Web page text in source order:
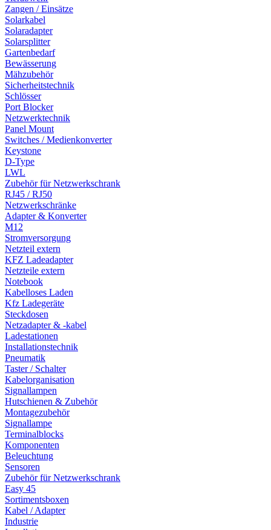
Zangen / Einsätze
Solarkabel
Solaradapter
Solarsplitter
Gartenbedarf
Bewässerung
Mähzubehör
Sicherheitstechnik
Schlösser
Port Blocker
Netzwerktechnik
Panel Mount
Switches / Medienkonverter
Keystone
D-Type
LWL
Zubehör für Netzwerkschrank
RJ45 / RJ50
Netzwerkschränke
Adapter & Konverter
M12
Stromversorgung
Netzteil extern
KFZ Ladeadapter
Netzteile extern
Notebook
Kabelloses Laden
Kfz Ladegeräte
Steckdosen
Netzadapter & -kabel
Ladestationen
Installationstechnik
Pneumatik
Taster / Schalter
Kabelorganisation
Signallampen
Hutschienen & Zubehör
Montagezubehör
Signallampe
Terminalblocks
Komponenten
Beleuchtung
Sensoren
Zubehör für Netzwerkschrank
Easy 45
Sortimentsboxen
Kabel / Adapter
Industrie